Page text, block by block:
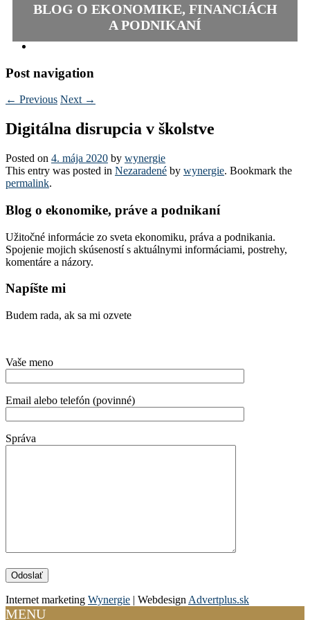
BLOG O EKONOMIKE, FINANCIÁCH
A PODNIKANÍ
Post navigation
← Previous Next →
Digitálna disrupcia v školstve
Posted on 4. mája 2020 by wynergie
This entry was posted in Nezaradené by wynergie. Bookmark the
permalink.
Blog o ekonomike, práve a podnikaní
Užitočné informácie zo sveta ekonomiku, práva a podnikania.
Spojenie mojich skúseností s aktuálnymi informáciami, postrehy,
komentáre a názory.
Napíšte mi
Budem rada, ak sa mi ozvete
Vaše meno
Email alebo telefón (povinné)
Správa
Internet marketing Wynergie | Webdesign Advertplus.sk
MENU